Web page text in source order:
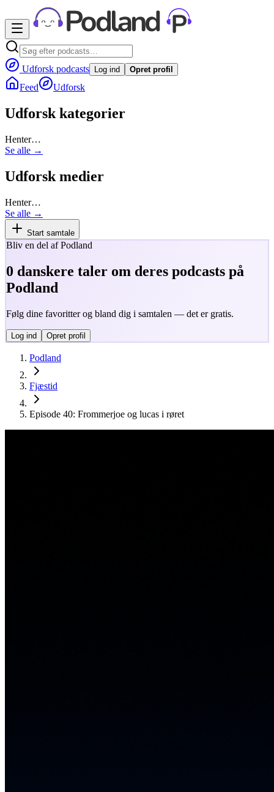
Udforsk podcasts Log ind Opret profil
Feed Udforsk
Udforsk kategorier
Henter…
Se alle →
Udforsk medier
Henter…
Se alle →
Start samtale
Bliv en del af Podland
0 danskere taler om deres podcasts på
Podland
Følg dine favoritter og bland dig i samtalen — det er gratis.
Log ind Opret profil
Podland
Fjæstid
Episode 40: Frommerjoe og lucas i røret